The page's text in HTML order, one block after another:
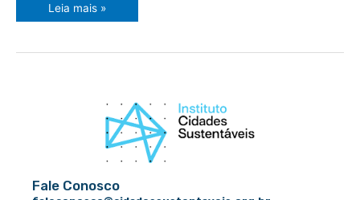
Leia mais »
Fale Conosco